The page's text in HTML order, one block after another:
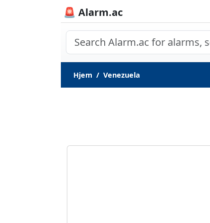
🚨 Alarm.ac
Hjem Venezuela